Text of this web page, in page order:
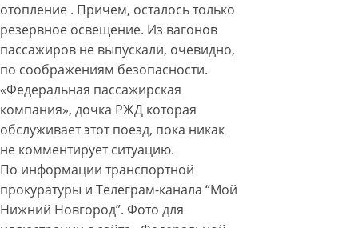
отопление . Причем, осталось только
резервное освещение. Из вагонов
пассажиров не выпускали, очевидно,
по соображениям безопасности.
«Федеральная пассажирская
компания», дочка РЖД которая
обслуживает этот поезд, пока никак
не комментирует ситуацию.
По информации транспортной
прокуратуры и Телеграм-канала “Мой
Нижний Новгород”. Фото для